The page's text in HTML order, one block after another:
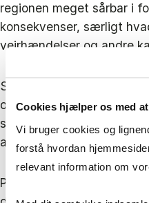
Cookies hjælper os med
Vi bruger cookies og
forstå hvordan
relevant information om
regionen meget sårbar i
konsekvenser, særligt
vejrhændelser og andre
Så handling er påkrævet,
opgave at afdække,
støtte og fremme
af digitale opfindelser til
Politikerne står over for